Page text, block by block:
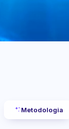
Metodologia